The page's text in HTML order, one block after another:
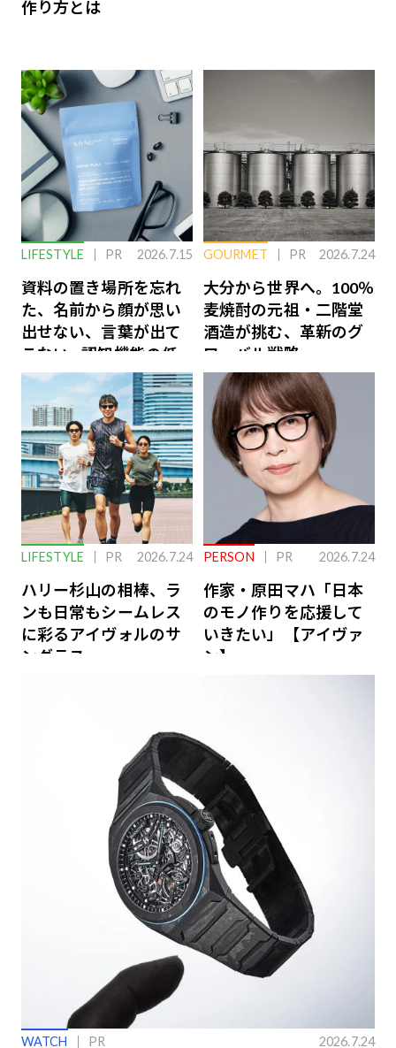
作り方とは
LIFESTYLE PR 2026.7.15
資料の置き場所を忘れ
た、名前から顔が思い
出せない、言葉が出て
こない…認知機能の低
下を救う、脳のインナ
ーケアとは
GOURMET PR 2026.7.24
大分から世界へ。100％
麦焼酎の元祖・二階堂
酒造が挑む、革新のグ
ローバル戦略
LIFESTYLE PR 2026.7.24
ハリー杉山の相棒、ラ
ンも日常もシームレス
に彩るアイヴォルのサ
ングラス
PERSON PR 2026.7.24
作家・原田マハ「日本
のモノ作りを応援して
いきたい」【アイヴァ
ン】
WATCH PR 2026.7.24